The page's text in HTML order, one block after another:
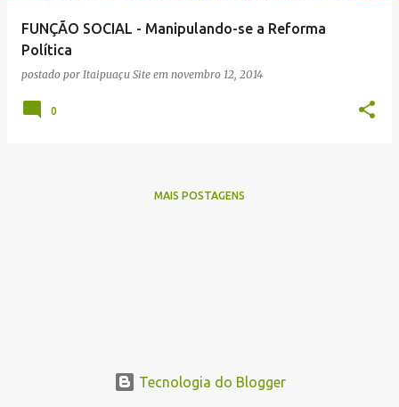
FUNÇÃO SOCIAL - Manipulando-se a Reforma
Política
postado por Itaipuaçu Site em novembro 12, 2014
0
MAIS POSTAGENS
Tecnologia do Blogger